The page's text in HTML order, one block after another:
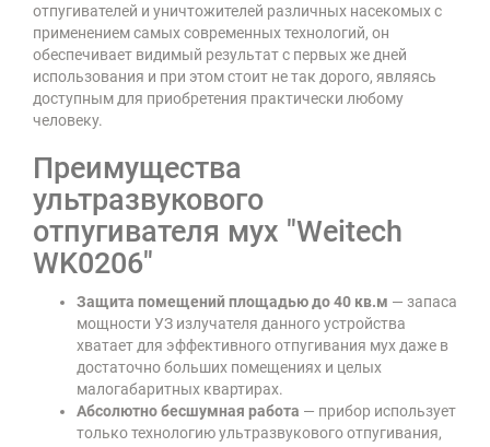
отпугивателей и уничтожителей различных насекомых с
применением самых современных технологий, он
обеспечивает видимый результат с первых же дней
использования и при этом стоит не так дорого, являясь
доступным для приобретения практически любому
человеку.
Преимущества
ультразвукового
отпугивателя мух "Weitech
WK0206"
Защита помещений площадью до 40 кв.м — запаса
мощности УЗ излучателя данного устройства
хватает для эффективного отпугивания мух даже в
достаточно больших помещениях и целых
малогабаритных квартирах.
Абсолютно бесшумная работа — прибор использует
только технологию ультразвукового отпугивания,